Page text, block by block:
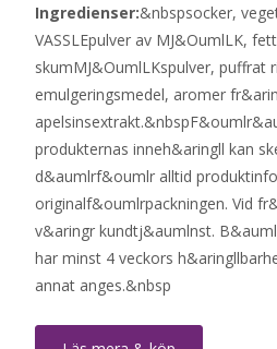
Ingredienser:&nbspsocker,
VASSLEpulver av MJ&OumlLK,
skumMJ&OumlLKspulver, puffrat
emulgeringsmedel, aromer
produkternas inneh&aringll kan
d&aumlrf&oumlr alltid
originalf&oumlrpackningen. Vid
v&aringr kundtj&aumlnst.
har minst 4 veckors
annat anges.&nbsp